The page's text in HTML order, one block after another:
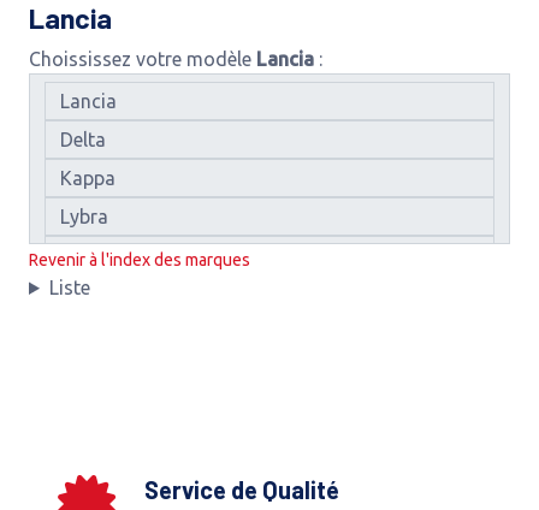
Lancia
Choississez votre modèle Lancia :
Revenir à l'index des marques
Liste
Service de Qualité